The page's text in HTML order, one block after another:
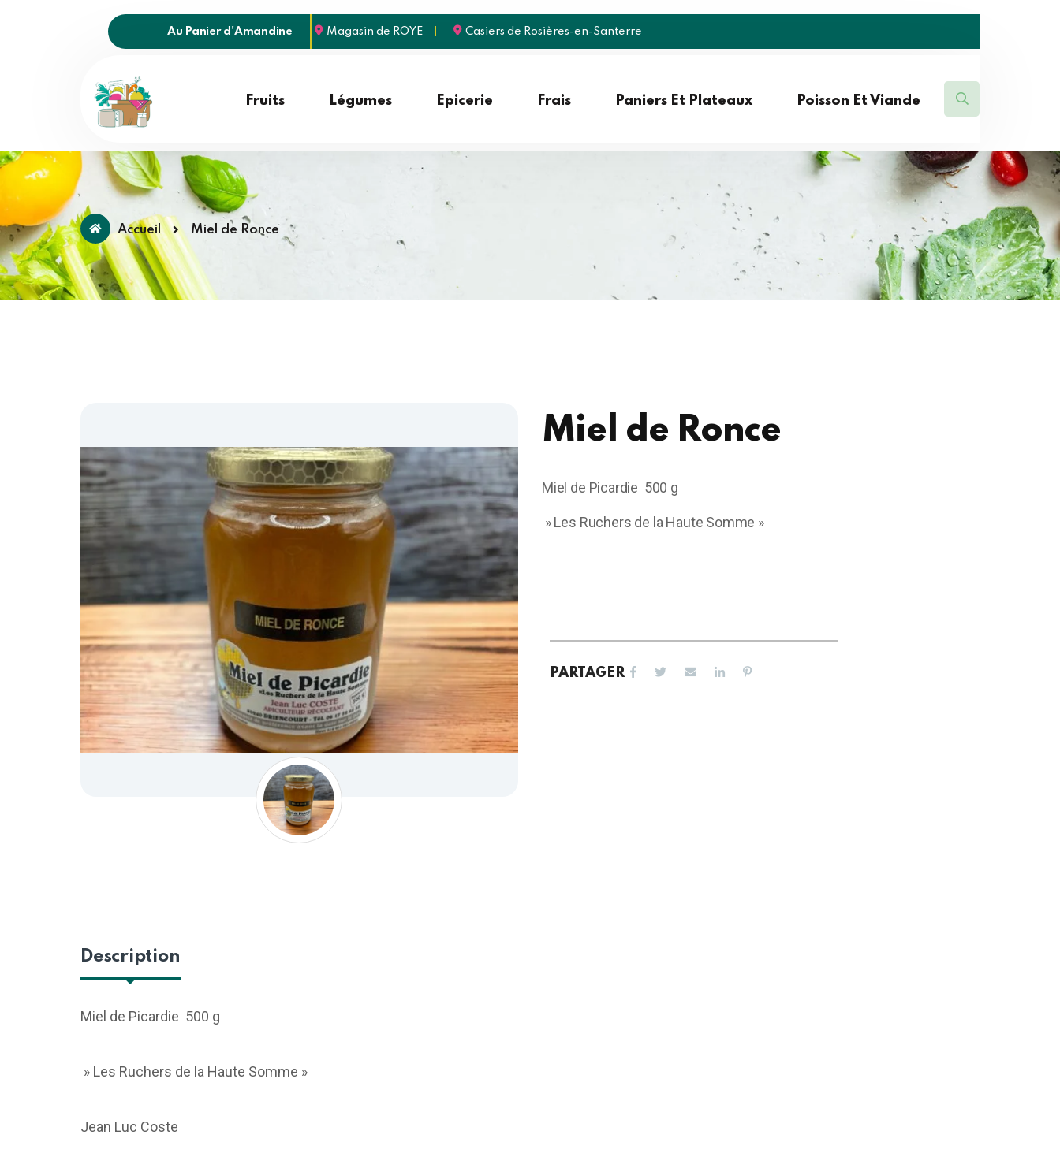
Au Panier d'Amandine Magasin de ROYE Casiers de Rosières-en-Santerre
Fruits Légumes Epicerie Frais Paniers Et Plateaux Poisson Et Viande
Accueil Miel de Ronce
Miel de Ronce
Miel de Picardie 500 g
» Les Ruchers de la Haute Somme »
PARTAGER
Description
Miel de Picardie 500 g
» Les Ruchers de la Haute Somme »
Jean Luc Coste